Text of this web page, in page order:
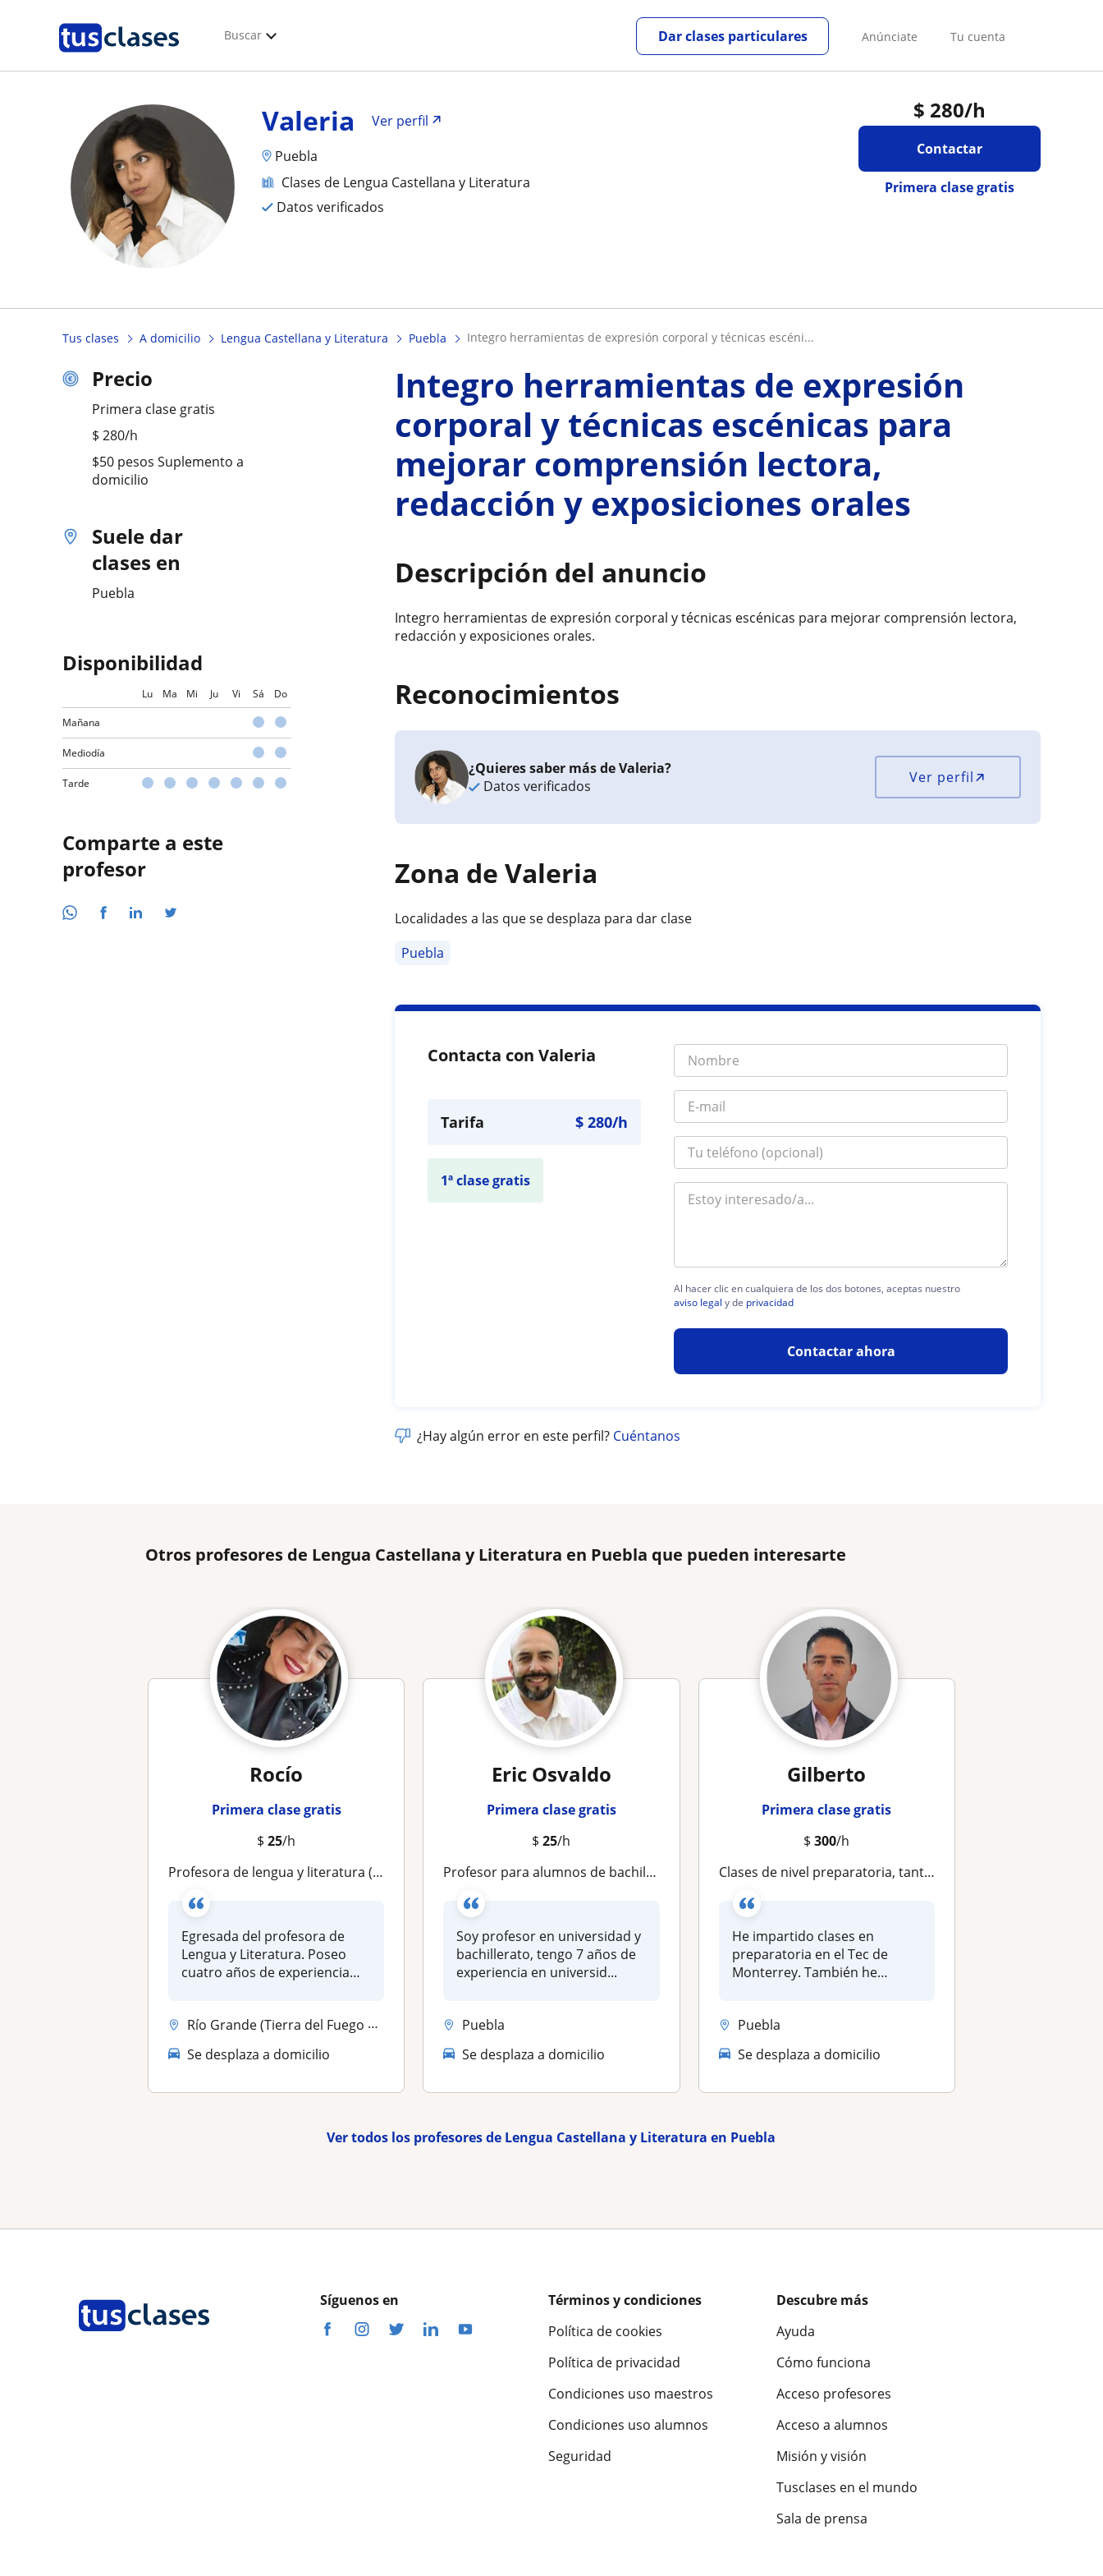
Buscar Anúnciate Tu cuenta
Dar clases particulares
$ 280/h
Contactar
Primera clase gratis
Valeria
Ver perfil
Puebla
Clases de Lengua Castellana y Literatura
Datos verificados
Tus clases A domicilio Lengua Castellana y Literatura Puebla integro herramientas de expresión corporal y técnicas escéni...
Precio
Primera clase gratis
$ 280/h
$50 pesos Suplemento a
domicilio
Suele dar
clases en
Puebla
Disponibilidad
Lu Ma Mi Ju Vi Sá Do
Mañana
Mediodía
Tarde
Comparte a este
profesor
Integro herramientas de expresión
corporal y técnicas escénicas para
mejorar comprensión lectora,
redacción y exposiciones orales
Descripción del anuncio
Integro herramientas de expresión corporal y técnicas escénicas para mejorar comprensión lectora,
redacción y exposiciones orales.
Reconocimientos
¿Quieres saber más de Valeria?
Datos verificados
Ver perfil
Zona de Valeria
Localidades a las que se desplaza para dar clase
Puebla
Contacta con Valeria
Tarifa $280/h
1ª clase gratis
Al hacer clic en cualquiera de los dos botones, aceptas nuestro
aviso legal y de privacidad
Contactar ahora
¿Hay algún error en este perfil? Cuéntanos
Otros profesores de Lengua Castellana y Literatura en Puebla que pueden interesarte
Rocío
Primera clase gratis
$25/h
Profesora de lengua y literatura (online) con experiencia en nivel secundario-superior- univeristario
Egresada del profesora de
Lengua y Literatura. Poseo
cuatro años de experiencia
Río Grande (Tierra del Fuego y Antártida), Barrio Almirante Brown, Ush...
Se desplaza a domicilio
Eric Osvaldo
Primera clase gratis
$25/h
Profesor para alumnos de bachillerato
Soy profesor en universidad y
bachillerato, tengo 7 años de
experiencia en universid...
Puebla
Se desplaza a domicilio
Gilberto
Primera clase gratis
$300/h
Clases de nivel preparatoria, tanto a nativos como a extrajenros
He impartido clases en
preparatoria en el Tec de
Monterrey. También he
Puebla
Se desplaza a domicilio
Ver todos los profesores de Lengua Castellana y Literatura en Puebla
Síguenos en
Términos y condiciones
Política de cookies
Política de privacidad
Condiciones uso maestros
Condiciones uso alumnos
Seguridad
Descubre más
Ayuda
Cómo funciona
Acceso profesores
Acceso a alumnos
Misión y visión
Tusclases en el mundo
Sala de prensa